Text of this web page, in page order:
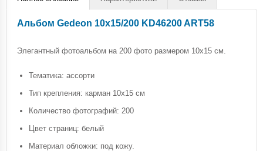
Альбом Gedeon 10х15/200 KD46200 ART58
Элегантный фотоальбом на 200 фото размером 10х15 см.
Тематика: ассорти
Тип крепления: карман 10х15 см
Количество фотографий: 200
Цвет страниц: белый
Материал обложки: под кожу.